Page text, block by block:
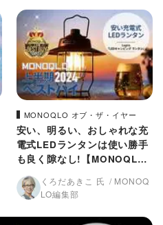
MONOQLO オブ・ザ・イヤー
安い、明るい、おしゃれな充
電式LEDランタンは使い勝手
も良く隙なし!【MONOQLO2
024上半期ベストバイ】
くろだあきこ 氏
MONOQ
LO編集部